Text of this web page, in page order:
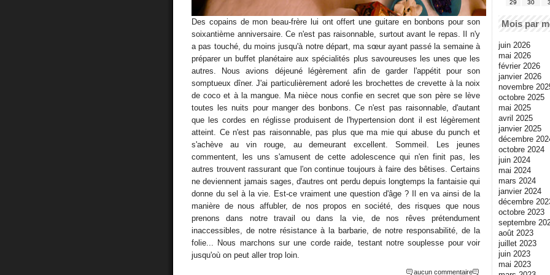
Des copains de mon beau-frère lui ont offert une guitare en bonbons pour son
soixantième anniversaire. Ce n'est pas raisonnable, surtout avant le repas. Il n'y
a pas touché, du moins jusqu'à notre départ, ma sœur ayant passé la semaine à
préparer un buffet planétaire aux spécialités plus savoureuses les unes que les
autres. Nous avions déjeuné légèrement afin de garder l'appétit pour son
somptueux dîner. J'ai particulièrement adoré les brochettes de crevette à la noix
de coco et à la mangue. Ma nièce nous confie en secret que son père se lève
toutes les nuits pour manger des bonbons. Ce n'est pas raisonnable, d'autant
que les cordes en réglisse produisent de l'hypertension dont il est légèrement
atteint. Ce n'est pas raisonnable, pas plus que ma mie qui abuse du punch et
s'achève au vin rouge, au demeurant excellent. Sommeil. Les jeunes
commentent, les uns s'amusent de cette adolescence qui n'en finit pas, les
autres trouvent rassurant que l'on continue toujours à faire des bêtises. Certains
ne deviennent jamais sages, d'autres ont perdu depuis longtemps la fantaisie qui
donne du sel à la vie. Est-ce vraiment une question d'âge ? Il en va ainsi de la
manière de nous affubler, de nos propos en société, des risques que nous
prenons dans notre travail ou dans la vie, de nos rêves prétendument
inaccessibles, de notre résistance à la barbarie, de notre responsabilité, de la
folie... Nous marchons sur une corde raide, testant notre souplesse pour voir
jusqu'où on peut aller trop loin.
aucun commentaire
29
30
Mois par
juin 2026
mai 2026
février 2026
janvier 2026
novembre
octobre 2025
mai 2025
avril 2025
janvier 2025
décembre
octobre 2024
juin 2024
mai 2024
mars 2024
janvier 2024
décembre
octobre 2023
septembre
août 2023
juillet 2023
juin 2023
mai 2023